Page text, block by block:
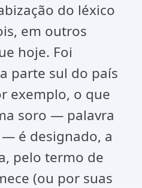
do léxico
em outros
hoje. Foi
parte sul do país
exemplo, o que
soro — palavra
é designado, a
pelo termo de
(ou por suas